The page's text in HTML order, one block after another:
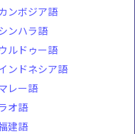
ンボジア語
ンハラ語
ウルドゥー語
ンドネシア語
レー語
オ語
建語